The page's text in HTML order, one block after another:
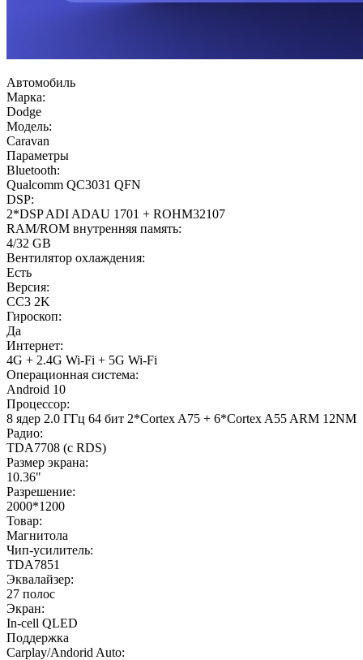
Автомобиль
Марка:
Dodge
Модель:
Caravan
Параметры
Bluetooth:
Qualcomm QC3031 QFN
DSP:
2*DSP ADI ADAU 1701 + ROHM32107
RAM/ROM внутренняя память:
4/32 GB
Вентилятор охлаждения:
Есть
Версия:
CC3 2K
Гироскоп:
Да
Интернет:
4G + 2.4G Wi-Fi + 5G Wi-Fi
Операционная система:
Android 10
Процессор:
8 ядер 2.0 ГГц 64 бит 2*Cortex A75 + 6*Cortex A55 ARM 12NM
Радио:
TDA7708 (с RDS)
Размер экрана:
10.36"
Разрешение:
2000*1200
Товар:
Магнитола
Чип-усилитель:
TDA7851
Эквалайзер:
27 полос
Экран:
In-cell QLED
Поддержка
Carplay/Andorid Auto: